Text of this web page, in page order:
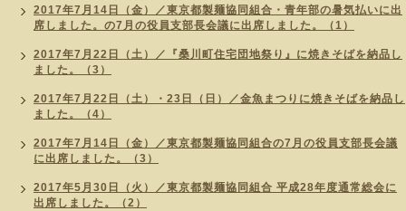
2017年7月14日（金）／東京都製麺協同組合・青年部の暑気払いに出
席しました。の7月の役員支部長会議に出席しました。（1）
2017年7月22日（土）／『桑川町住宅団地祭り』に焼きそばを納品し
ました。（3）
2017年7月22日（土）・23日（日）／金魚まつりに焼きそばを納品し
ました。（4）
2017年7月14日（金）／東京都製麺協同組合の7月の役員支部長会議
に出席しました。（3）
2017年5月30日（火）／東京都製麺協同組合 平成28年度通常総会に
出席しました。（2）